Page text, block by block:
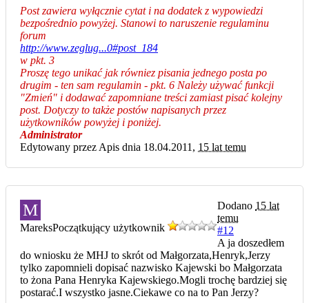
Post zawiera wyłącznie cytat i na dodatek z wypowiedzi
bezpośrednio powyżej. Stanowi to naruszenie regulaminu
forum
http://www.zeglug...0#post_184
w pkt. 3
Proszę tego unikać jak równiez pisania jednego posta po
drugim - ten sam regulamin - pkt. 6 Należy używać funkcji
"Zmień" i dodawać zapomniane treści zamiast pisać kolejny
post. Dotyczy to także postów napisanych przez
użytkowników powyżej i poniżej.
Administrator
Edytowany przez Apis dnia 18.04.2011, 15 lat temu
M
MareksPoczątkujący użytkownik
Dodano 15 lat
temu
#12
A ja doszedłem
do wniosku że MHJ to skrót od Małgorzata,Henryk,Jerzy
tylko zapomnieli dopisać nazwisko Kajewski bo Małgorzata
to żona Pana Henryka Kajewskiego.Mogli trochę bardziej się
postarać.I wszystko jasne.Ciekawe co na to Pan Jerzy?